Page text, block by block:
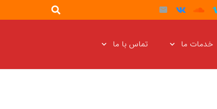
خدمات ما تماس با ما